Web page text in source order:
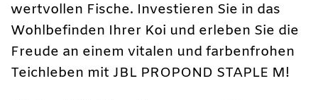
wertvollen Fische. Investieren Sie in das
Wohlbefinden Ihrer Koi und erleben Sie die
Freude an einem vitalen und farbenfrohen
Teichleben mit JBL PROPOND STAPLE M!